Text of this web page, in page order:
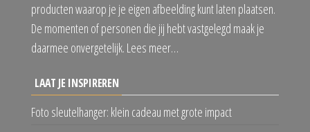
producten waarop je je eigen afbeelding kunt laten plaatsen.
De momenten of personen die jij hebt vastgelegd maak je
daarmee onvergetelijk. Lees meer…
LAAT JE INSPIREREN
Foto sleutelhanger: klein cadeau met grote impact